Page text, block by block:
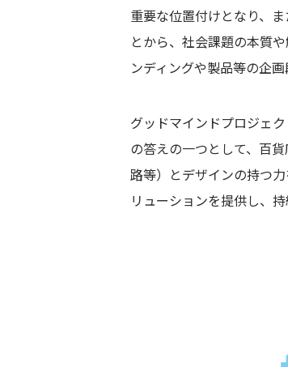
重要な位置付けとなり、
とから、社会課題の本質
ンディングや製品等の企
グッドマインドプロジェ
の答えの一つとして、百
路等）とデザインの持つ
リューションを提供し、